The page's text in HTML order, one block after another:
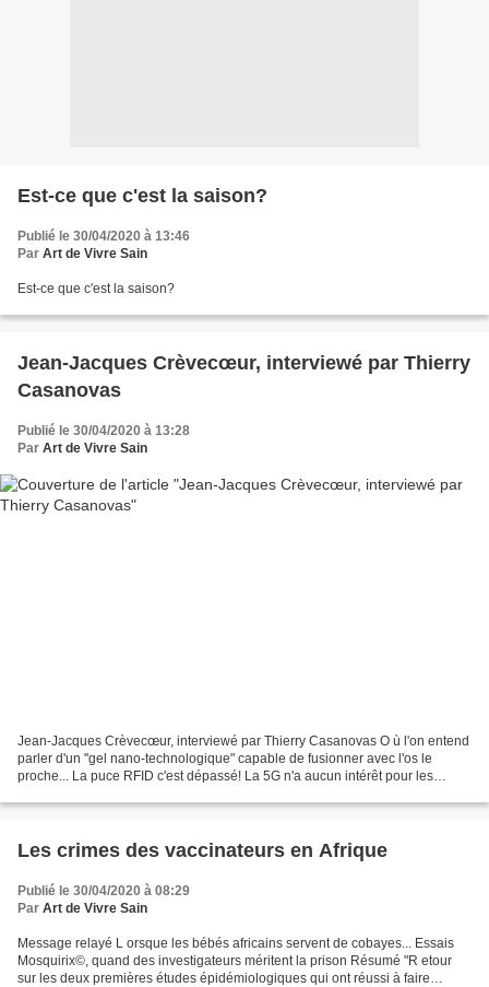
Est-ce que c'est la saison?
Publié le 30/04/2020 à 13:46
Par Art de Vivre Sain
Est-ce que c'est la saison?
Jean-Jacques Crèvecœur, interviewé par Thierry
Casanovas
Publié le 30/04/2020 à 13:28
Par Art de Vivre Sain
Jean-Jacques Crèvecœur, interviewé par Thierry Casanovas O ù l'on entend
parler d'un "gel nano-technologique" capable de fusionner avec l'os le
proche... La puce RFID c'est dépassé! La 5G n'a aucun intérêt pour les
Les crimes des vaccinateurs en Afrique
Publié le 30/04/2020 à 08:29
Par Art de Vivre Sain
Message relayé L orsque les bébés africains servent de cobayes... Essais
Mosquirix©, quand des investigateurs méritent la prison Résumé "R etour
sur les deux premières études épidémiologiques qui ont réussi à faire